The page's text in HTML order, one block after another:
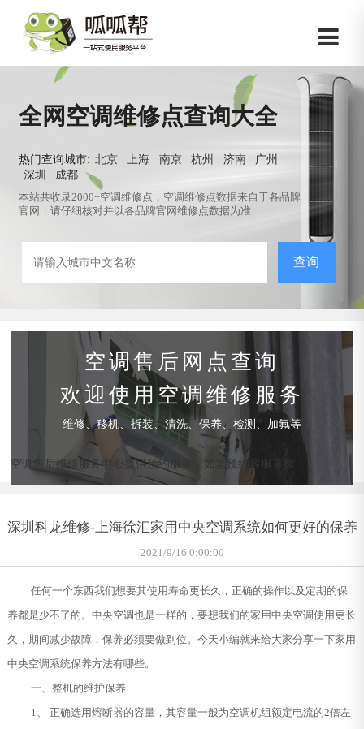
全网空调维修点查询大全
热门查询城市: 北京 上海 南京 杭州 济南
广州
深圳
成都
本站共收录2000+空调维修点，空调维修点数据来自于各品牌
官网，请仔细核对并以各品牌官网维修点数据为准
查询
空调售后网点查询
欢迎使用空调维修服务
维修、移机、拆装、清洗、保养、检测、加氟等
空调售后维修服务中心提供预约服务，如需预约客服直拨：
深圳科龙维修-上海徐汇家用中央空调系统如何更好的保养
2021/9/16 0:00:00
任何一个东西我们想要其使用寿命更长久，正确的操作以及定期的保
养都是少不了的。中央空调也是一样的，要想我们的家用中央空调使用更长
久，期间减少故障，保养必须要做到位。今天小编就来给大家分享一下家用
中央空调系统保养方法有哪些。
一、整机的维护保养
1、 正确选用熔断器的容量，其容量一般为空调机组额定电流的2倍左